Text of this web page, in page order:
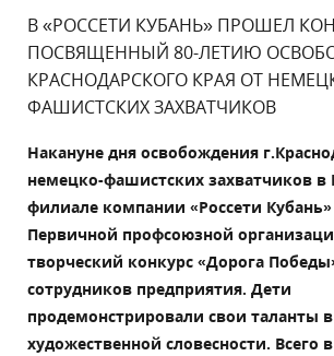
В «РОССЕТИ КУБАНЬ» ПРОШЕЛ
ПОСВЯЩЕННЫЙ 80-ЛЕТИЮ
КРАСНОДАРСКОГО КРАЯ ОТ
ФАШИСТСКИХ ЗАХВАТЧИКОВ
Накануне дня освобождения
немецко-фашистских захватчиков в
филиале компании «Россети
Первичной профсоюзной
творческий конкурс «Дорога
сотрудников предприятия. Дети
продемонстрировали свои таланты
художественной словесности. Всего